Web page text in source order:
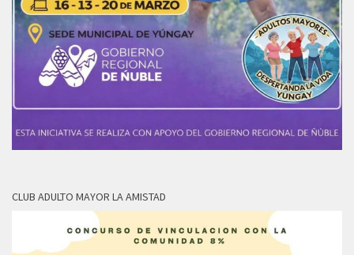
CLUB ADULTO MAYOR LA AMISTAD